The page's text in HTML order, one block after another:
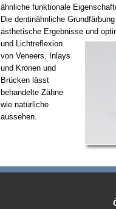
ähnliche funktionale
Die dentinähnliche
ästhetische Ergebnisse und
und Lichtreflexion
von Veneers, Inlays
und Kronen und
Brücken lässt
behandelte Zähne
wie natürliche
aussehen.